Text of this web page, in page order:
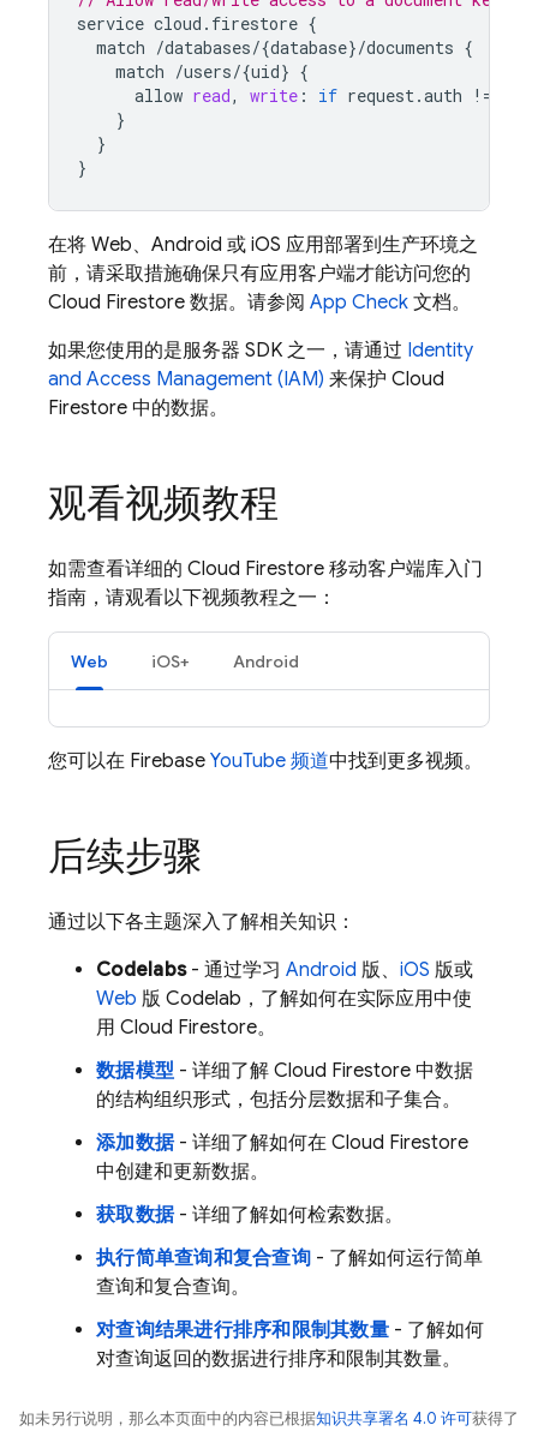
service cloud . firestore {
match /databases/{database}/documents {
match /users/{uid} {
allow read, write : if request.auth ! =
}
}
}
在将 Web、Android 或 iOS 应用部署到生产环境之
前，请采取措施确保只有应用客户端才能访问您的
Cloud Firestore 数据。请参阅 App Check 文档。
如果您使用的是服务器 SDK 之一，请通过 Identity
and Access Management (IAM) 来保护 Cloud
Firestore 中的数据。
观看视频教程
如需查看详细的 Cloud Firestore 移动客户端库入门
指南，请观看以下视频教程之一：
Web iOS+ Android
您可以在 Firebase YouTube 频道中找到更多视频。
后续步骤
通过以下各主题深入了解相关知识：
Codelabs- 通过学习 Android 版、 iOS 版或
Web 版 Codelab，了解如何在实际应用中使
用 Cloud Firestore。
数据模型 - 详细了解 Cloud Firestore 中数据
的结构组织形式，包括分层数据和子集合。
添加数据- 详细了解如何在 Cloud Firestore
中创建和更新数据。
获取数据- 详细了解如何检索数据。
执行简单查询和复合查询- 了解如何运行简单
查询和复合查询。
对查询结果进行排序和限制其数量- 了解如何
对查询返回的数据进行排序和限制其数量。
如未另行说明，那么本页面中的内容已根据知识共享署名 4.0 许可获得了